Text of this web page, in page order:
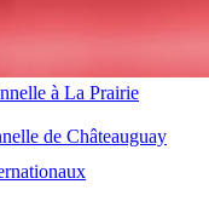
à La Prairie
de Châteauguay